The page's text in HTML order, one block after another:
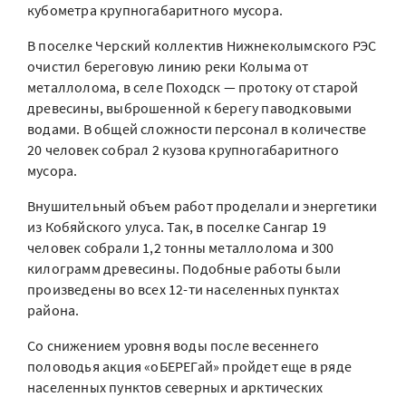
кубометра крупногабаритного мусора.
В поселке Черский коллектив Нижнеколымского РЭС
очистил береговую линию реки Колыма от
металлолома, в селе Походск — протоку от старой
древесины, выброшенной к берегу паводковыми
водами. В общей сложности персонал в количестве
20 человек собрал 2 кузова крупногабаритного
мусора.
Внушительный объем работ проделали и энергетики
из Кобяйского улуса. Так, в поселке Сангар 19
человек собрали 1,2 тонны металлолома и 300
килограмм древесины. Подобные работы были
произведены во всех 12-ти населенных пунктах
района.
Со снижением уровня воды после весеннего
половодья акция «оБЕРЕГай» пройдет еще в ряде
населенных пунктов северных и арктических